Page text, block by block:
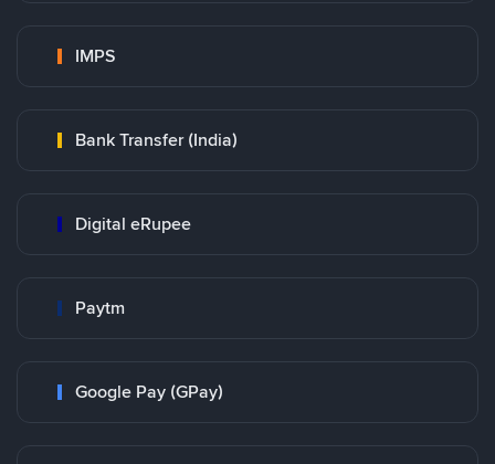
IMPS
Bank Transfer (India)
Digital eRupee
Paytm
Google Pay (GPay)